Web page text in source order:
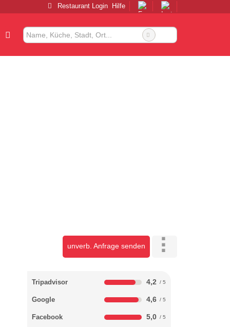
Restaurant Login Hilfe
unverb. Anfrage senden
Tripadvisor 4,2
Google 4,6
Facebook 5,0